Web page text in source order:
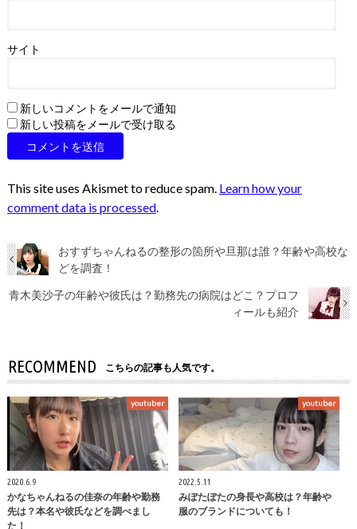
サイト
新しいコメントをメールで通知
新しい投稿をメールで受け取る
This site uses Akismet to reduce spam. Learn how your
comment data is processed.
おすずちゃんねるの整形の箇所や旦那は誰？年齢や高校な
どを調査！
青木美沙子の年齢や彼氏は？勤務先の病院はどこ？プロフ
ィールも紹介
RECOMMEND こちらの記事も人気です。
youtuber
2020.6.9
かなちゃんねるの佳奈の年齢や勤務
先は？本名や彼氏などを調べまし
た！
youtuber
2022.5.11
みぽたぽたの身長や高校は？年齢や
服のブランドについても！